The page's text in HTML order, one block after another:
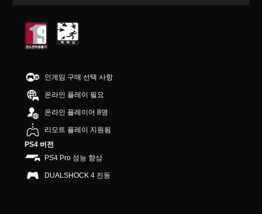
별
중
평
.
5
개
별
인게임 구매 선택 사항
온라인 플레이 필요
온라인 플레이어 8명
리모트 플레이 지원됨
PS4 버전
PS4 Pro 성능 향상
DUALSHOCK 4 진동